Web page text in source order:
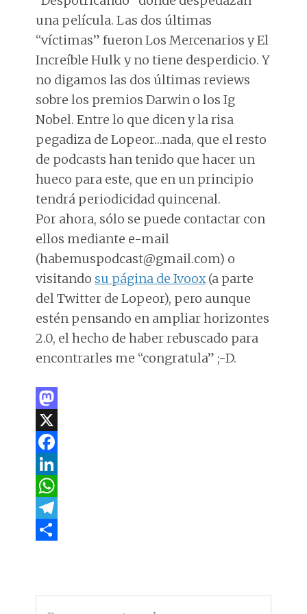
una película. Las dos últimas
“víctimas” fueron Los Mercenarios y El
Increíble Hulk y no tiene desperdicio. Y
no digamos las dos últimas reviews
sobre los premios Darwin o los Ig
Nobel. Entre lo que dicen y la risa
pegadiza de Lopeor…nada, que el resto
de podcasts han tenido que hacer un
hueco para este, que en un principio
tendrá periodicidad quincenal.
Por ahora, sólo se puede contactar con
ellos mediante e-mail
(habemuspodcast@gmail.com) o
visitando su página de Ivoox (a parte
del Twitter de Lopeor), pero aunque
estén pensando en ampliar horizontes
2.0, el hecho de haber rebuscado para
encontrarles me “congratula” ;-D.
M
a
s
t
o
d
X
F
a
c
e
o
L
i
n
d
W
h
s
T
e
m